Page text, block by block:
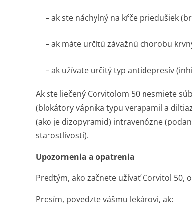
– ak ste náchylný na kŕče priedušiek
– ak máte určitú závažnú chorobu
– ak užívate určitý typ antidepresív
Ak ste liečený Corvitolom 50 nesmiete
(blokátory vápnika typu verapamil a
(ako je dizopyramid) intravenózne
starostlivosti).
Upozornenia a opatrenia
Predtým, ako začnete užívať Corvitol 50,
Prosím, povedzte vášmu lekárovi, ak: